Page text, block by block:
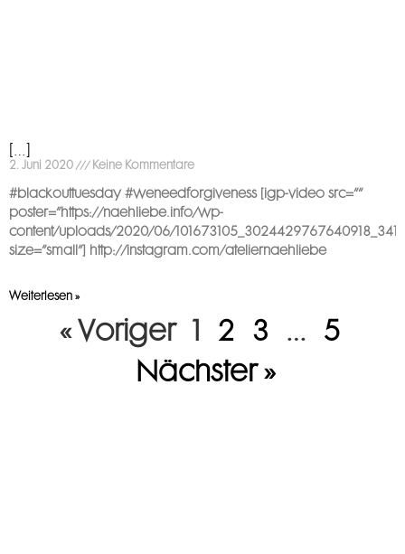
[…]
2. Juni 2020 Keine Kommentare
#blackouttuesday #weneedforgiveness [igp-video src=““
poster=“https://naehliebe.info/wp-
content/uploads/2020/06/
size=“small“] http://instagram.com/ateliernaehliebe
Weiterlesen »
« Voriger 1 2 3 … 5
Nächster »